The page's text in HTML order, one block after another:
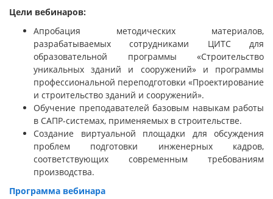
Цели вебинаров:
Апробация методических материалов,
разрабатываемых сотрудниками ЦИТС для
образовательной программы «Строительство
уникальных зданий и сооружений» и программы
профессиональной переподготовки «Проектирование
и строительство зданий и сооружений».
Обучение преподавателей базовым навыкам работы
в САПР-системах, применяемых в строительстве.
Создание виртуальной площадки для обсуждения
проблем подготовки инженерных кадров,
соответствующих современным требованиям
производства.
Программа вебинара